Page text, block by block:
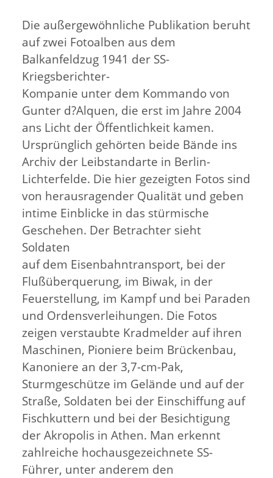
Die außergewöhnliche Publikation beruht
auf zwei Fotoalben aus dem
Balkanfeldzug 1941 der SS-
Kriegsberichter-
Kompanie unter dem Kommando von
Gunter d?Alquen, die erst im Jahre 2004
ans Licht der Öffentlichkeit kamen.
Ursprünglich gehörten beide Bände ins
Archiv der Leibstandarte in Berlin-
Lichterfelde. Die hier gezeigten Fotos sind
von herausragender Qualität und geben
intime Einblicke in das stürmische
Geschehen. Der Betrachter sieht
Soldaten
auf dem Eisenbahntransport, bei der
Flußüberquerung, im Biwak, in der
Feuerstellung, im Kampf und bei Paraden
und Ordensverleihungen. Die Fotos
zeigen verstaubte Kradmelder auf ihren
Maschinen, Pioniere beim Brückenbau,
Kanoniere an der 3,7-cm-Pak,
Sturmgeschütze im Gelände und auf der
Straße, Soldaten bei der Einschiffung auf
Fischkuttern und bei der Besichtigung
der Akropolis in Athen. Man erkennt
zahlreiche hochausgezeichnete SS-
Führer, unter anderem den